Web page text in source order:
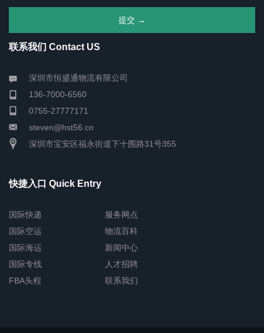
联系我们 Contact US
深圳市恒盛通物流有限公司
136-7000-6560
0755-27777171
steven@hst56.cn
深圳市宝安区福永街道下十围路31号355
快捷入口 Quick Entry
国际快递
国际空运
国际海运
国际专线
FBA头程
服务网点
物流百科
新闻中心
人才招聘
联系我们